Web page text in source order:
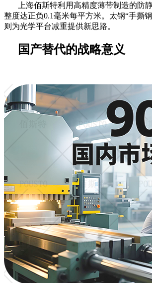
上海佰斯特利用高精度薄带制造的防
整度达正负0.1毫米每平方米。太钢“手撕钢
则为光学平台减重提供新思路。
国产替代的战略意义